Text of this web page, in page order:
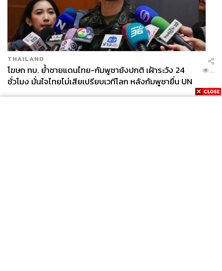
THAILAND
โฆษก ทบ. ย้ำชายแดนไทย-กัมพูชายังปกติ เฝ้าระวัง 24
ชั่วโมง มั่นใจไทยไม่เสียเปรียบเวทีโลก หลังกัมพูชายื่น UN
รับรอง MOU43
...